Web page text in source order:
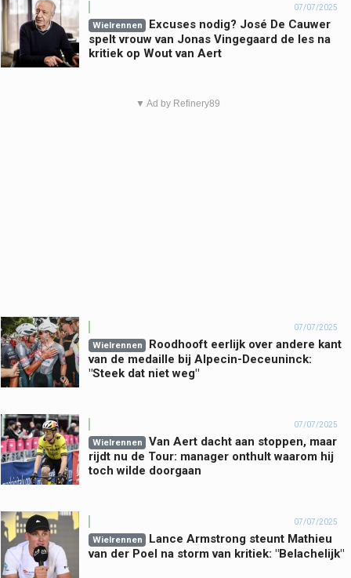
07/07/2025
Wielrennen
Excuses nodig? José De Cauwer
spelt vrouw van Jonas Vingegaard de les na
kritiek op Wout van Aert
▼ Ad by Refinery89
07/07/2025
Wielrennen
Roodhooft eerlijk over andere kant
van de medaille bij Alpecin-Deceuninck:
"Steek dat niet weg"
07/07/2025
Wielrennen
Van Aert dacht aan stoppen, maar
rijdt nu de Tour: manager onthult waarom hij
toch wilde doorgaan
07/07/2025
Wielrennen
Lance Armstrong steunt Mathieu
van der Poel na storm van kritiek: "Belachelijk"